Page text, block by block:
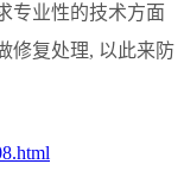
专业性的技术方面
修复处理, 以此来防